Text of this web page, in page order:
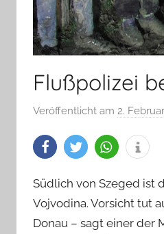
Flußpolizei
Veröffentlicht am 2.
Südlich von Szeged ist
Vojvodina. Vorsicht tut
Donau – sagt einer der